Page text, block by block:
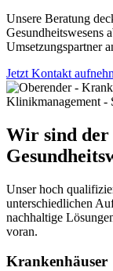
Unsere Beratung
Gesundheitswesens
Umsetzungspartner
Jetzt Kontakt
Wir sind der
Unser hoch
unterschiedlichen
nachhaltige
voran.
Krankenhäuser